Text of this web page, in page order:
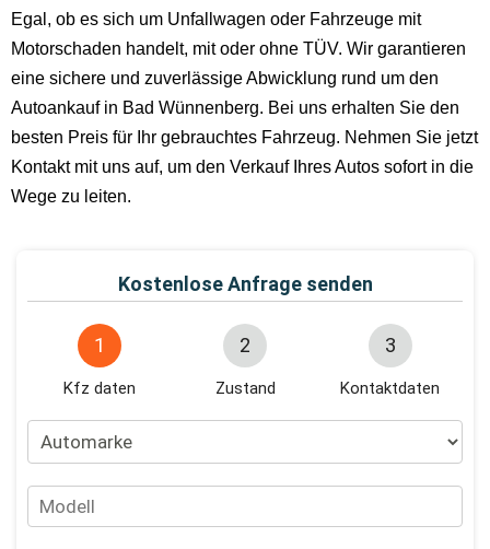
Egal, ob es sich um Unfallwagen oder Fahrzeuge mit
Motorschaden handelt, mit oder ohne TÜV. Wir garantieren
eine sichere und zuverlässige Abwicklung rund um den
Autoankauf in Bad Wünnenberg. Bei uns erhalten Sie den
besten Preis für Ihr gebrauchtes Fahrzeug. Nehmen Sie jetzt
Kontakt mit uns auf, um den Verkauf Ihres Autos sofort in die
Wege zu leiten.